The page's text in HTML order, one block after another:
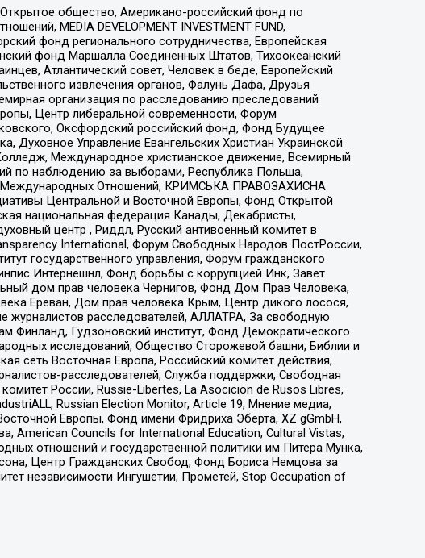
общество, Американо-российский фонд по
MEDIA DEVELOPMENT INVESTMENT FUND,
фонд регионального сотрудничества, Европейская
фонд Маршалла Соединенных Штатов, Тихоокеанский
Атлантический совет, Человек в беде, Европейский
извлечения органов, Фалунь Дафа, Друзья
организация по расследованию преследований
Центр либеральной современности, Форум
Оксфордский российский фонд, Фонд Будущее
Управление Евангельских Христиан Украинской
Международное христианское движение, Всемирный
по наблюдению за выборами, Республика Польша,
Международных Отношений, КРИМСЬКА ПРАВОЗАХИСНА
Центральной и Восточной Европы, Фонд Открытой
национальная федерация Канады, Декабристы,
центр , Риддл, Русский антивоенный комитет в
International, Форум Свободных Народов ПостРоссии,
государственного управления, Форум гражданского
Интернешнл, Фонд борьбы с коррупцией Инк, Завет
дом прав человека Чернигов, Фонд Дом Прав Человека,
Ереван, Дом прав человека Крым, Центр дикого лосося,
журналистов расследователей, АЛЛАТРА, За свободную
Финланд, Гудзоновский институт, Фонд Демократического
исследований, Общество Сторожевой башни, Библии и
сеть Восточная Европа, Российский комитет действия,
расследователей, Служба поддержки, Свободная
России, Russie-Libertes, La Asocicion de Rusos Libres,
Russian Election Monitor, Article 19, Мнение медиа,
Европы, Фонд имени Фридриха Эберта, XZ gGmbH,
American Councils for International Education, Cultural Vistas,
отношений и государственной политики им Питера Мунка,
Центр Гражданских Свобод, Фонд Бориса Немцова за
независимости Ингушетии, Прометей, Stop Occupation of